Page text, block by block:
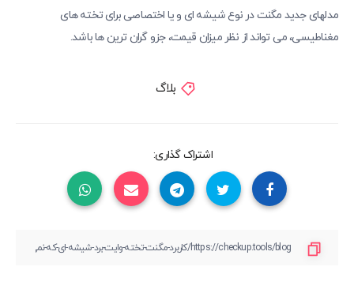
مدلهای جدید مگنت در نوع شیشه ای و یا اختصاصی برای تخته های
مغناطیسی، می تواند از نظر میزان قیمت، جزو گران ترین ها باشد.
بلاگ
اشتراک گذاری: